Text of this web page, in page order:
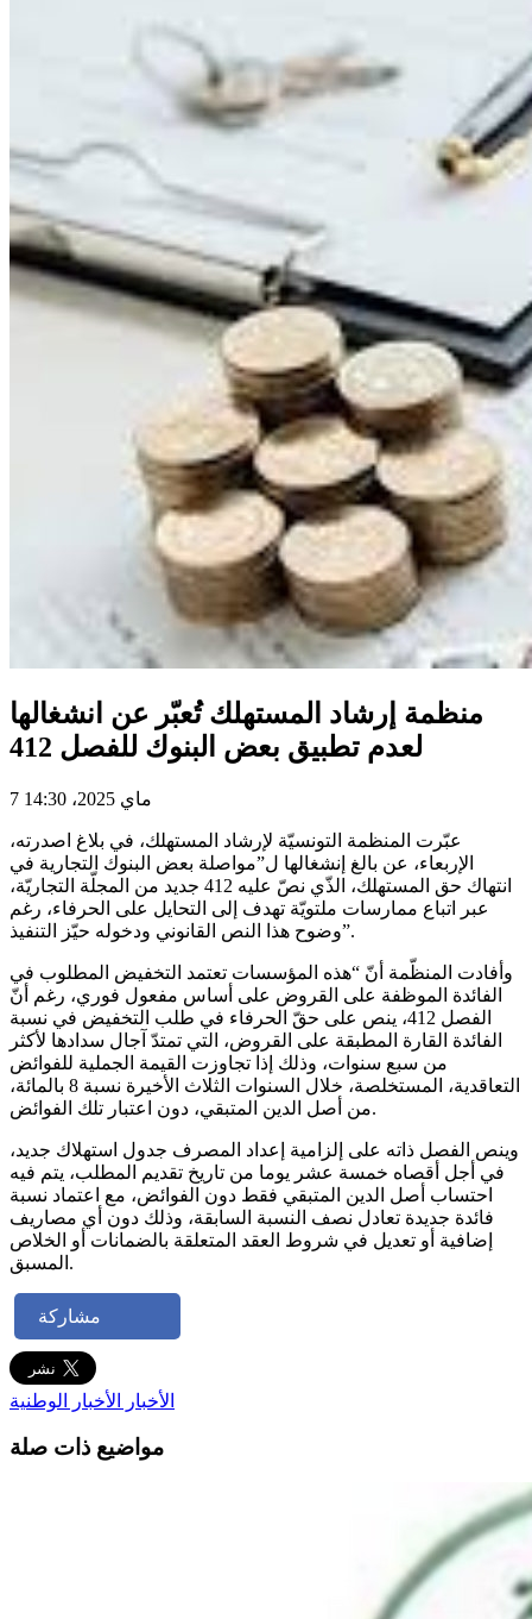
منظمة إرشاد المستهلك تُعبّر عن انشغالها
لعدم تطبيق بعض البنوك للفصل 412
7 ماي 2025، 14:30
عبّرت المنظمة التونسيّة لإرشاد المستهلك، في بلاغ اصدرته،
الإربعاء، عن بالغ إنشغالها ل”مواصلة بعض البنوك التجارية في
انتهاك حق المستهلك، الذّي نصّ عليه 412 جديد من المجلّة التجاريّة،
عبر اتباع ممارسات ملتويّة تهدف إلى التحايل على الحرفاء، رغم
وضوح هذا النص القانوني ودخوله حيّز التنفيذ”.
وأفادت المنظّمة أنّ “هذه المؤسسات تعتمد التخفيض المطلوب في
الفائدة الموظفة على القروض على أساس مفعول فوري، رغم أنّ
الفصل 412، ينص على حقّ الحرفاء في طلب التخفيض في نسبة
الفائدة القارة المطبقة على القروض، التي تمتدّ آجال سدادها لأكثر
من سبع سنوات، وذلك إذا تجاوزت القيمة الجملية للفوائض
التعاقدية، المستخلصة، خلال السنوات الثلاث الأخيرة نسبة 8 بالمائة،
من أصل الدين المتبقي، دون اعتبار تلك الفوائض.
وينص الفصل ذاته على إلزامية إعداد المصرف جدول استهلاك جديد،
في أجل أقصاه خمسة عشر يوما من تاريخ تقديم المطلب، يتم فيه
احتساب أصل الدين المتبقي فقط دون الفوائض، مع اعتماد نسبة
فائدة جديدة تعادل نصف النسبة السابقة، وذلك دون أي مصاريف
إضافية أو تعديل في شروط العقد المتعلقة بالضمانات أو الخلاص
المسبق.
مشاركة
الأخبار الأخبار الوطنية
مواضيع ذات صلة